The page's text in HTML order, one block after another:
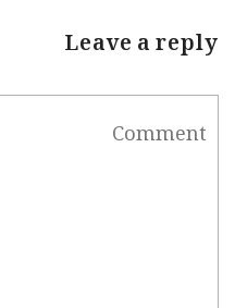
Leave a reply